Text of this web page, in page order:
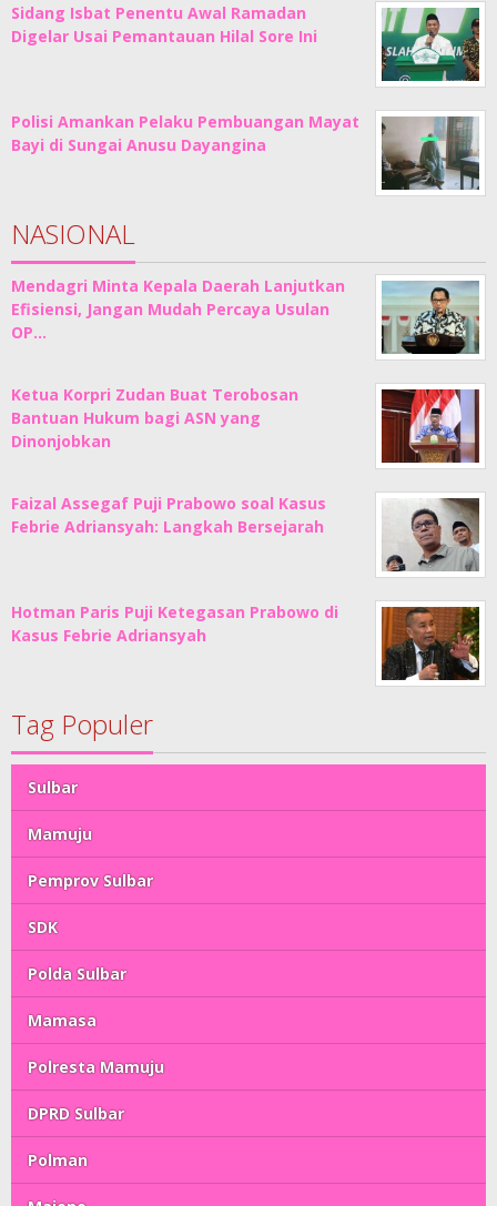
Sidang Isbat Penentu Awal Ramadan
Digelar Usai Pemantauan Hilal Sore Ini
Polisi Amankan Pelaku Pembuangan Mayat
Bayi di Sungai Anusu Dayangina
NASIONAL
Mendagri Minta Kepala Daerah Lanjutkan
Efisiensi, Jangan Mudah Percaya Usulan
OP…
Ketua Korpri Zudan Buat Terobosan
Bantuan Hukum bagi ASN yang
Dinonjobkan
Faizal Assegaf Puji Prabowo soal Kasus
Febrie Adriansyah: Langkah Bersejarah
Hotman Paris Puji Ketegasan Prabowo di
Kasus Febrie Adriansyah
Tag Populer
Sulbar
Mamuju
Pemprov Sulbar
SDK
Polda Sulbar
Mamasa
Polresta Mamuju
DPRD Sulbar
Polman